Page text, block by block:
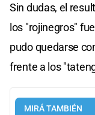
Sin dudas, el
los "rojinegros"
pudo quedarse
frente a los
MIRÁ TAMBIÉN